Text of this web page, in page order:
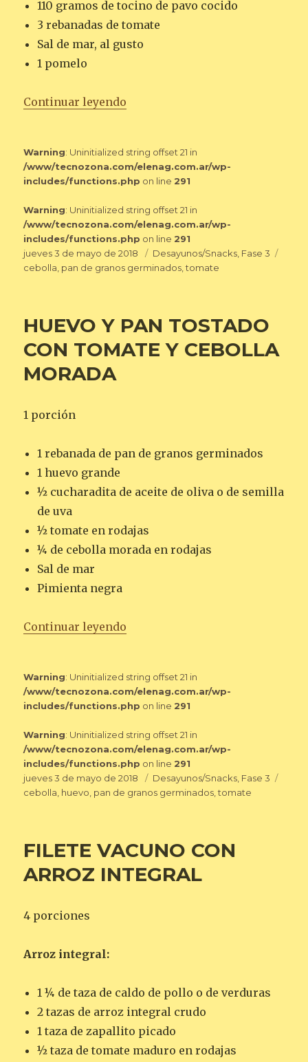
110 gramos de tocino de pavo cocido
3 rebanadas de tomate
Sal de mar, al gusto
1 pomelo
Continuar leyendo
Warning: Uninitialized string offset 21 in
/www/tecnozona.com/elenag.com.ar/wp-
includes/functions.php on line 291
Warning: Uninitialized string offset 21 in
/www/tecnozona.com/elenag.com.ar/wp-
includes/functions.php on line 291
Publicado
el
jueves 3 de mayo de 2018 Categorías
Desayunos/Snacks, Fase 3
cebolla, pan de granos germinados,tomate
HUEVO Y PAN TOSTADO
CON TOMATE Y CEBOLLA
MORADA
1 porción
1 rebanada de pan de granos germinados
1 huevo grande
½ cucharadita de aceite de oliva o de semilla
de uva
½ tomate en rodajas
¼ de cebolla morada en rodajas
Sal de mar
Pimienta negra
Continuar leyendo
Warning: Uninitialized string offset 21 in
/www/tecnozona.com/elenag.com.ar/wp-
includes/functions.php on line 291
Warning: Uninitialized string offset 21 in
/www/tecnozona.com/elenag.com.ar/wp-
includes/functions.php on line 291
Publicado
el
jueves 3 de mayo de 2018 Categorías
Desayunos/Snacks, Fase 3
cebolla, huevo, pan de granos germinados,tomate
FILETE VACUNO CON
ARROZ INTEGRAL
4 porciones
Arroz integral:
1 ¼ de taza de caldo de pollo o de verduras
2 tazas de arroz integral crudo
1 taza de zapallito picado
½ taza de tomate maduro en rodajas